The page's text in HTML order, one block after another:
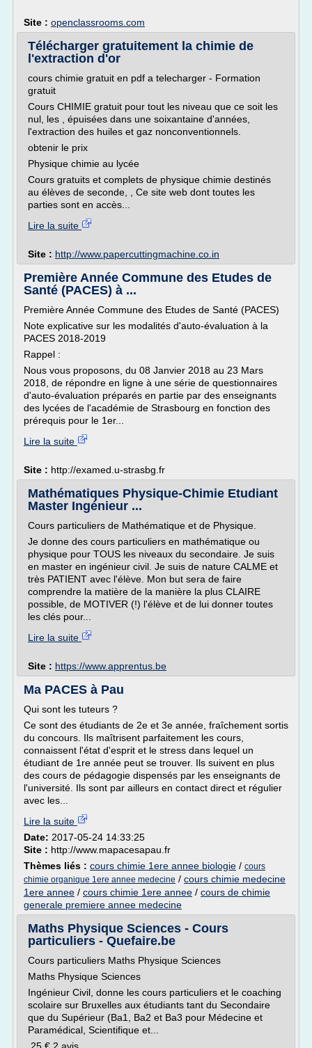
Site : openclassrooms.com
Télécharger gratuitement la chimie de
l'extraction d'or
cours chimie gratuit en pdf a telecharger - Formation
gratuit
Cours CHIMIE gratuit pour tout les niveau que ce soit les
nul, les , épuisées dans une soixantaine d'années,
l'extraction des huiles et gaz nonconventionnels.
obtenir le prix
Physique chimie au lycée
Cours gratuits et complets de physique chimie destinés
au élèves de seconde, , Ce site web dont toutes les
parties sont en accès...
Lire la suite
Site : http://www.papercuttingmachine.co.in
Première Année Commune des Etudes de
Santé (PACES) à ...
Première Année Commune des Etudes de Santé (PACES)
Note explicative sur les modalités d'auto-évaluation à la
PACES 2018-2019
Rappel :
Nous vous proposons, du 08 Janvier 2018 au 23 Mars
2018, de répondre en ligne à une série de questionnaires
d'auto-évaluation préparés en partie par des enseignants
des lycées de l'académie de Strasbourg en fonction des
prérequis pour le 1er...
Lire la suite
Site : http://examed.u-strasbg.fr
Mathématiques Physique-Chimie Etudiant
Master Ingénieur ...
Cours particuliers de Mathématique et de Physique.
Je donne des cours particuliers en mathématique ou
physique pour TOUS les niveaux du secondaire. Je suis
en master en ingénieur civil. Je suis de nature CALME et
très PATIENT avec l'élève. Mon but sera de faire
comprendre la matière de la manière la plus CLAIRE
possible, de MOTIVER (!) l'élève et de lui donner toutes
les clés pour...
Lire la suite
Site : https://www.apprentus.be
Ma PACES à Pau
Qui sont les tuteurs ?
Ce sont des étudiants de 2e et 3e année, fraîchement sortis
du concours. Ils maîtrisent parfaitement les cours,
connaissent l'état d'esprit et le stress dans lequel un
étudiant de 1re année peut se trouver. Ils suivent en plus
des cours de pédagogie dispensés par les enseignants de
l'université. Ils sont par ailleurs en contact direct et régulier
avec les...
Lire la suite
Date: 2017-05-24 14:33:25
Site : http://www.mapacesapau.fr
Thèmes liés : cours chimie 1ere annee biologie / cours
chimie organique 1ere annee medecine / cours chimie medecine
1ere annee / cours chimie 1ere annee / cours de chimie
generale premiere annee medecine
Maths Physique Sciences - Cours
particuliers - Quefaire.be
Cours particuliers Maths Physique Sciences
Maths Physique Sciences
Ingénieur Civil, donne les cours particuliers et le coaching
scolaire sur Bruxelles aux étudiants tant du Secondaire
que du Supérieur (Ba1, Ba2 et Ba3 pour Médecine et
Paramédical, Scientifique et...